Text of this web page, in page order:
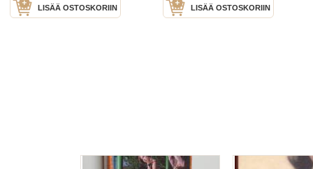
LISÄÄ OSTOSKORIIN LISÄÄ OSTOSKORIIN